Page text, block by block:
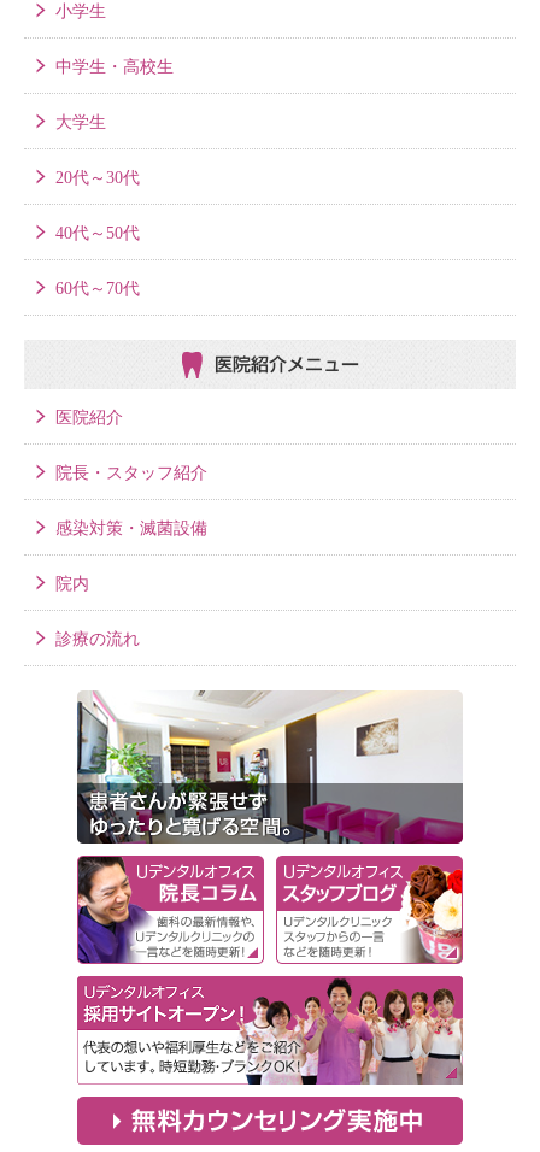
小学生
中学生・高校生
大学生
20代～30代
40代～50代
60代～70代
医院紹介メニュー
医院紹介
院長・スタッフ紹介
感染対策・滅菌設備
院内
診療の流れ